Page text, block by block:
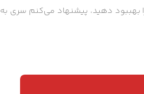
بهببود دهید، پیشنهاد می‌کنم سری به